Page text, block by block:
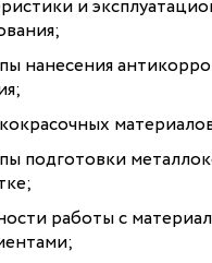
и
нанесения
подготовки
работы с